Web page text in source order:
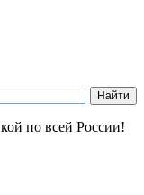
по всей России!